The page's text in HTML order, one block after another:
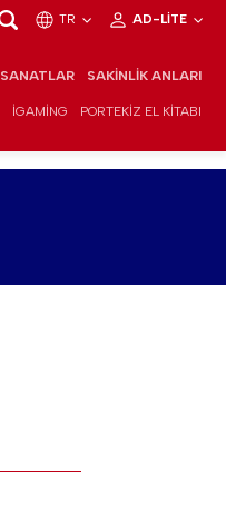
TR AD-LITE
SANATLAR SAKINLIK ANLARI
IGAMING PORTEKIZ EL KITABI